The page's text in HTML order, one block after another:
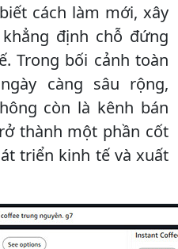
cách làm mới, xây
định chỗ đứng
Trong bối cảnh toàn
càng sâu rộng,
còn là kênh bán
thành một phần cốt
triển kinh tế và xuất